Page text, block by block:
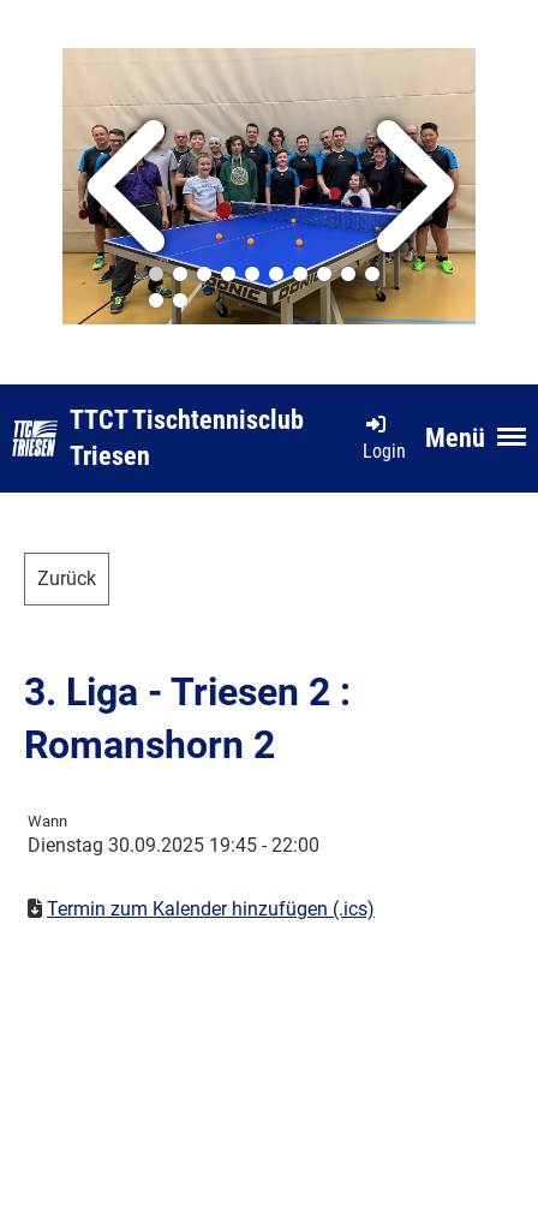
Menü
Login
TTCT Tischtennisclub
Triesen
Zurück
3. Liga - Triesen 2 :
Romanshorn 2
Wann
Dienstag 30.09.2025 19:45 - 22:00
Termin zum Kalender hinzufügen (.ics)